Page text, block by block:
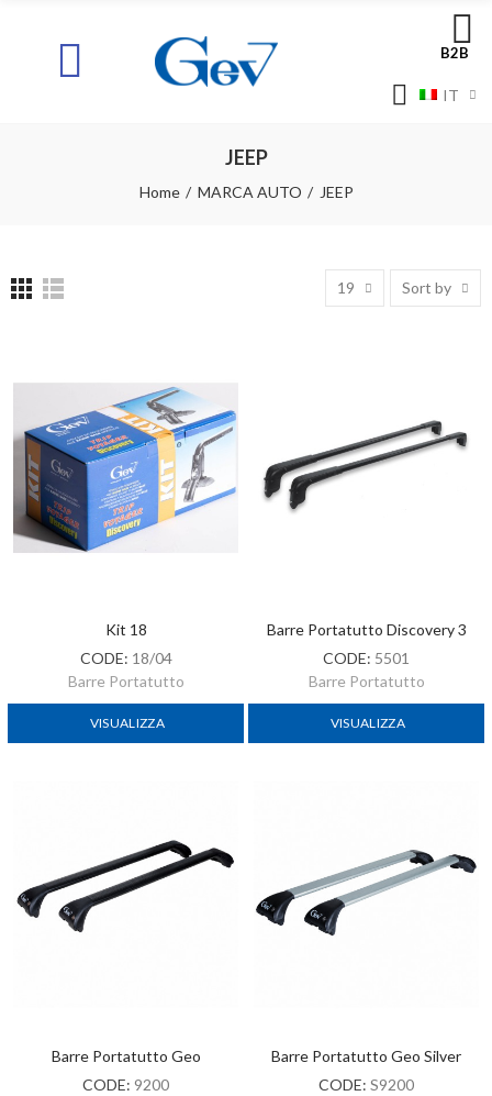
B2B
IT
JEEP
Home MARCA AUTO JEEP
19 Sort by
Kit 18
CODE: 18/04
Barre Portatutto
VISUALIZZA
Barre Portatutto Discovery 3
CODE: 5501
Barre Portatutto
VISUALIZZA
Barre Portatutto Geo
CODE: 9200
Barre Portatutto Geo Silver
CODE: S9200